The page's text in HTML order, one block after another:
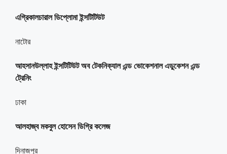
এগ্রিকালচারাল ডিপ্লোমা ইন্সটিটিউট
নাটোর
আহসানউল্লাহ ইন্সটিটিউট অব টেকনিক্যাল এন্ড ভোকেশনাল এডুকেশন এন্ড
ট্রেনিং
ঢাকা
আলহাজ্ব মকবুল হোসেন ডিগ্রি কলেজ
দিনাজপুর